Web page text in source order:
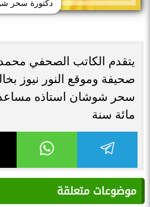
دكتورة سحر
يتقدم الكاتب الصحفي
صحيفة وموقع النور نيوز
سحر شوشان استاذه مساعد
مائة سنة
موضوعات متعلقة